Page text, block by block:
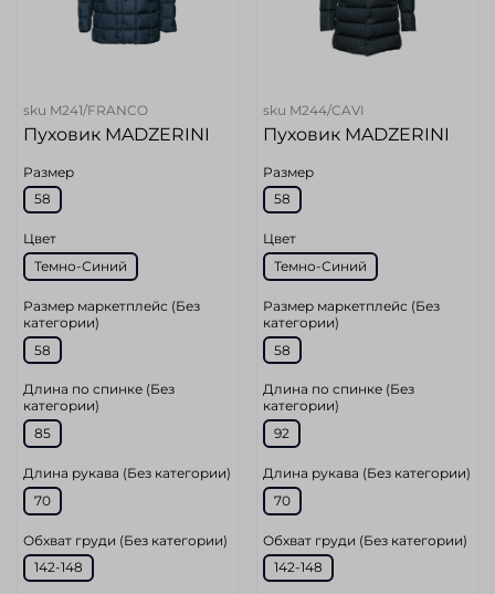
sku M241/FRANCO
Пуховик MADZERINI
Размер
58
Цвет
Темно-Синий
Размер маркетплейс (Без
категории)
58
Длина по спинке (Без
категории)
85
Длина рукава (Без категории)
70
Обхват груди (Без категории)
142-148
sku M244/CAVI
Пуховик MADZERINI
Размер
58
Цвет
Темно-Синий
Размер маркетплейс (Без
категории)
58
Длина по спинке (Без
категории)
92
Длина рукава (Без категории)
70
Обхват груди (Без категории)
142-148